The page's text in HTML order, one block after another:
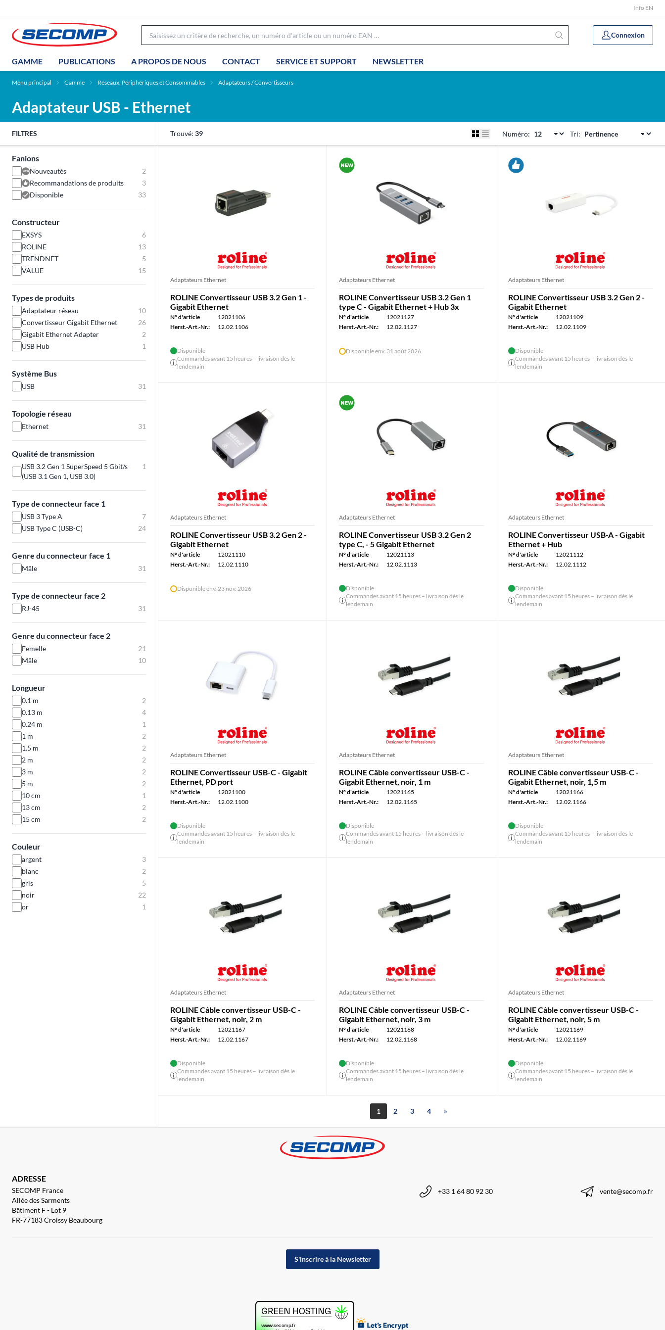
Info EN
Connexion
GAMME PUBLICATIONS A PROPOS DE NOUS CONTACT SERVICE ET SUPPORT NEWSLETTER
Menu principal Gamme Réseaux, Périphériques et Consommables Adaptateurs / Convertisseurs
Adaptateur USB - Ethernet
FILTRES
Fanions
Nouveautés
2
Recommandations de produits
3
Disponible
33
Constructeur
EXSYS
6
ROLINE
13
TRENDNET
5
VALUE
15
Types de produits
Adaptateur réseau
10
Convertisseur Gigabit Ethernet
26
Gigabit Ethernet Adapter
2
USB Hub
1
Système Bus
USB 31
Topologie réseau
Ethernet 31
Qualité de transmission
USB 3.2 Gen 1 SuperSpeed 5 Gbit/s
(USB 3.1 Gen 1, USB 3.0)
1
Type de connecteur face 1
USB 3 Type A
7
USB Type C (USB-C)
24
Genre du connecteur face 1
Mâle 31
Type de connecteur face 2
RJ-45 31
Genre du connecteur face 2
Femelle
21
Mâle
10
Longueur
0.1 m
2
0.13 m
4
0.24 m
1
1 m
2
1.5 m
2
2 m
2
3 m
2
5 m
2
10 cm
1
13 cm
2
15 cm
2
Couleur
argent
3
blanc
2
gris
5
noir
22
or
1
Trouvé: 39 Numéro: Tri:
Adaptateurs Ethernet
ROLINE Convertisseur USB 3.2 Gen 1 -
Gigabit Ethernet
N° d'article
12021106
Herst.-Art.-Nr.:
12.02.1106
Disponible
Commandes avant 15 heures – livraison dès le
lendemain
Adaptateurs Ethernet
ROLINE Convertisseur USB 3.2 Gen 1
type C - Gigabit Ethernet + Hub 3x
N° d'article
12021127
Herst.-Art.-Nr.:
12.02.1127
Disponible env. 31 août 2026
Adaptateurs Ethernet
ROLINE Convertisseur USB 3.2 Gen 2 -
Gigabit Ethernet
N° d'article
12021109
Herst.-Art.-Nr.:
12.02.1109
Disponible
Commandes avant 15 heures – livraison dès le
lendemain
Adaptateurs Ethernet
ROLINE Convertisseur USB 3.2 Gen 2 -
Gigabit Ethernet
N° d'article
12021110
Herst.-Art.-Nr.:
12.02.1110
Disponible env. 23 nov. 2026
Adaptateurs Ethernet
ROLINE Convertisseur USB 3.2 Gen 2
type C, - 5 Gigabit Ethernet
N° d'article
12021113
Herst.-Art.-Nr.:
12.02.1113
Disponible
Commandes avant 15 heures – livraison dès le
lendemain
Adaptateurs Ethernet
ROLINE Convertisseur USB-A - Gigabit
Ethernet + Hub
N° d'article
12021112
Herst.-Art.-Nr.:
12.02.1112
Disponible
Commandes avant 15 heures – livraison dès le
lendemain
Adaptateurs Ethernet
ROLINE Convertisseur USB-C - Gigabit
Ethernet, PD port
N° d'article
12021100
Herst.-Art.-Nr.:
12.02.1100
Disponible
Commandes avant 15 heures – livraison dès le
lendemain
Adaptateurs Ethernet
ROLINE Câble convertisseur USB-C -
Gigabit Ethernet, noir, 1 m
N° d'article
12021165
Herst.-Art.-Nr.:
12.02.1165
Disponible
Commandes avant 15 heures – livraison dès le
lendemain
Adaptateurs Ethernet
ROLINE Câble convertisseur USB-C -
Gigabit Ethernet, noir, 1,5 m
N° d'article
12021166
Herst.-Art.-Nr.:
12.02.1166
Disponible
Commandes avant 15 heures – livraison dès le
lendemain
Adaptateurs Ethernet
ROLINE Câble convertisseur USB-C -
Gigabit Ethernet, noir, 2 m
N° d'article
12021167
Herst.-Art.-Nr.:
12.02.1167
Disponible
Commandes avant 15 heures – livraison dès le
lendemain
Adaptateurs Ethernet
ROLINE Câble convertisseur USB-C -
Gigabit Ethernet, noir, 3 m
N° d'article
12021168
Herst.-Art.-Nr.:
12.02.1168
Disponible
Commandes avant 15 heures – livraison dès le
lendemain
Adaptateurs Ethernet
ROLINE Câble convertisseur USB-C -
Gigabit Ethernet, noir, 5 m
N° d'article
12021169
Herst.-Art.-Nr.:
12.02.1169
Disponible
Commandes avant 15 heures – livraison dès le
lendemain
1 2 3 4 »
ADRESSE
SECOMP France
Allée des Sarments
Bâtiment F - Lot 9
FR-77183 Croissy Beaubourg
+33 1 64 80 92 30 vente@secomp.fr
S'inscrire à la Newsletter